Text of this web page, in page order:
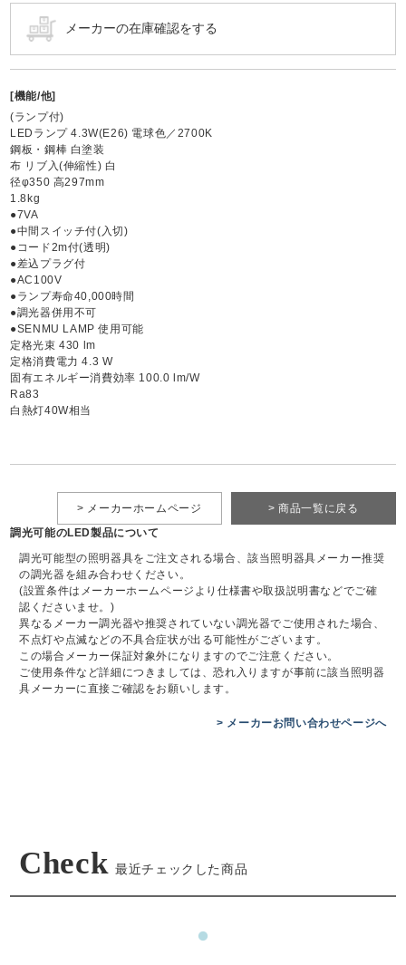
[機能/他]
(ランプ付)
LEDランプ 4.3W(E26) 電球色／2700K
鋼板・鋼棒 白塗装
布 リブ入(伸縮性) 白
径φ350 高297mm
1.8kg
●7VA
●中間スイッチ付(入切)
●コード2m付(透明)
●差込プラグ付
●AC100V
●ランプ寿命40,000時間
●調光器併用不可
●SENMU LAMP 使用可能
定格光束 430 lm
定格消費電力 4.3 W
固有エネルギー消費効率 100.0 lm/W
Ra83
白熱灯40W相当
> 商品一覧に戻る
> メーカーホームページ
調光可能のLED製品について
調光可能型の照明器具をご注文される場合、該当照明器具メーカー推奨
の調光器を組み合わせください。
(設置条件はメーカーホームページより仕様書や取扱説明書などでご確
認くださいませ。)
異なるメーカー調光器や推奨されていない調光器でご使用された場合、
不点灯や点滅などの不具合症状が出る可能性がございます。
この場合メーカー保証対象外になりますのでご注意ください。
ご使用条件など詳細につきましては、恐れ入りますが事前に該当照明器
具メーカーに直接ご確認をお願いします。
> メーカーお問い合わせページへ
Check 最近チェックした商品